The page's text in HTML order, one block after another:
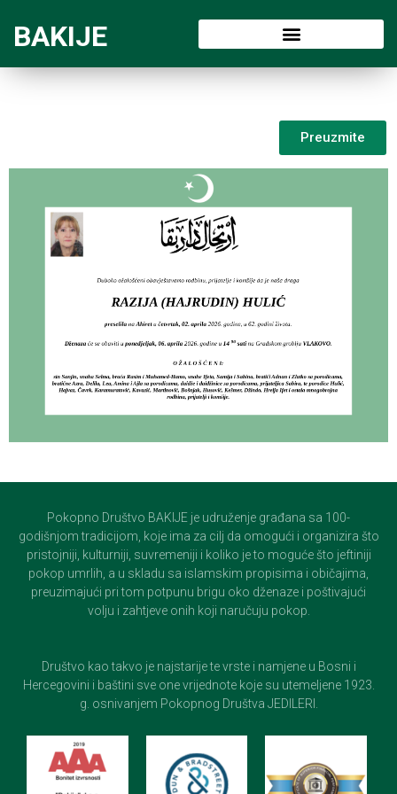
BAKIJE
Preuzmite
Pokopno Društvo BAKIJE je udruženje građana sa 100-
godišnjom tradicijom, koje ima za cilj da omogući i organizira što
pristojniji, kulturniji, suvremeniji i koliko je to moguće što jeftiniji
pokop umrlih, a u skladu sa islamskim propisima i običajima,
preuzimajući pri tom potpunu brigu oko dženaze i poštivajući
volju i zahtjeve onih koji naručuju pokop.
Društvo kao takvo je najstarije te vrste i namjene u Bosni i
Hercegovini i baštini sve one vrijednote koje su utemeljene 1923.
g. osnivanjem Pokopnog Društva JEDILERI.